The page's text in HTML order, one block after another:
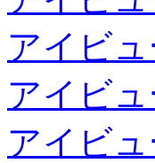
アイビ
アイビ
アイビ